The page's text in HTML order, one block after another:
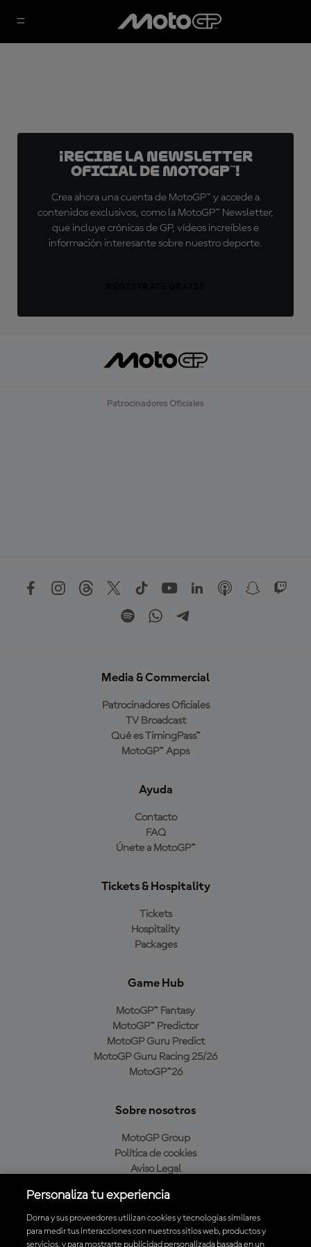
¡Recibe la Newsletter
oficial de MotoGP™!
Crea ahora una cuenta de MotoGP™ y accede a
contenidos exclusivos, como la MotoGP™ Newsletter,
que incluye crónicas de GP, vídeos increíbles e
información interesante sobre nuestro deporte.
Patrocinadores Oficiales
Media & Commercial
Patrocinadores Oficiales
TV Broadcast
Qué es TimingPass™
MotoGP™ Apps
Ayuda
Contacto
FAQ
Únete a MotoGP™
Tickets & Hospitality
Tickets
Hospitality
Packages
Game Hub
MotoGP™ Fantasy
MotoGP™ Predictor
MotoGP Guru Predict
MotoGP Guru Racing 25/26
MotoGP™26
Sobre nosotros
MotoGP Group
Política de cookies
Aviso Legal
Política de compra
Personaliza tu experiencia
Dorna y sus proveedores utilizan cookies y tecnologías similares
para medir tus interacciones con nuestros sitios web, productos y
servicios, y para mostrarte publicidad personalizada basada en un